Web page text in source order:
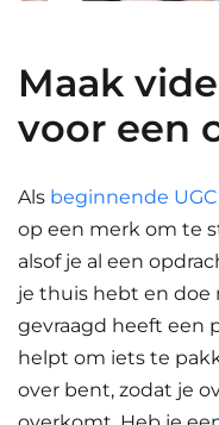
Maak
voor een
Als beginnende
op een merk om te
alsof je al een
je thuis hebt en doe
gevraagd heeft een
helpt om iets te
over bent, zodat je